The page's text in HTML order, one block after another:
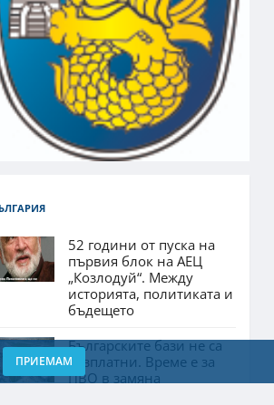
52 години от пуска на
първия блок на АЕЦ
„Козлодуй“. Между
историята, политиката и
бъдещето
Българските бази не са
безплатни. Време е за
ПВО в замяна
ПРИЕМАМ